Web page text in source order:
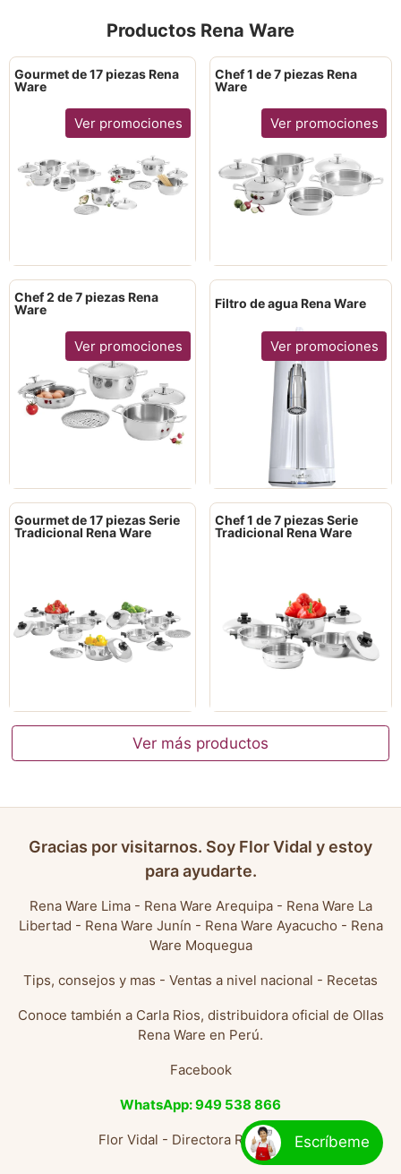
Productos Rena Ware
Gourmet de 17 piezas Rena
Ware
Ver promociones
Chef 1 de 7 piezas Rena
Ware
Ver promociones
Chef 2 de 7 piezas Rena
Ware
Ver promociones
Filtro de agua Rena Ware
Ver promociones
Gourmet de 17 piezas Serie
Tradicional Rena Ware
Chef 1 de 7 piezas Serie
Tradicional Rena Ware
Ver más productos
Gracias por visitarnos. Soy Flor Vidal y estoy
para ayudarte.
Rena Ware Lima- Rena Ware Arequipa- Rena Ware La
Libertad - Rena Ware Junín - Rena Ware Ayacucho - Rena
Ware Moquegua
Tips, consejos y mas - Ventas a nivel nacional - Recetas
Conoce también a Carla Rios, distribuidora oficial de Ollas
Rena Ware en Perú.
Facebook
WhatsApp: 949 538 866
Flor Vidal - Directora Rena WareEscríbeme